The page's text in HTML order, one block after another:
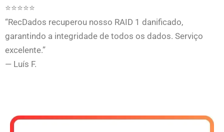
⭐⭐⭐⭐⭐
“RecDados recuperou nosso RAID 1 danificado,
garantindo a integridade de todos os dados. Serviço
excelente.”
— Luís F.